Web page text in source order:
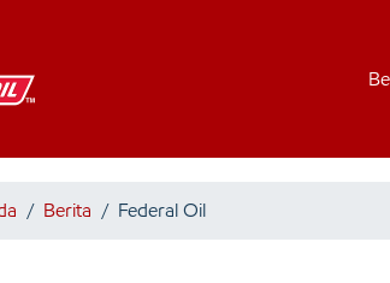
/ Berita / Federal Oil